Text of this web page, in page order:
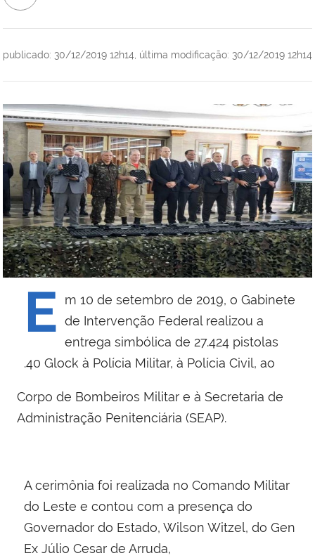
publicado: 30/12/2019 12h14 última modificação: 30/12/2019 12h14
E
m 10 de setembro de 2019, o Gabinete
de Intervenção Federal realizou a
entrega simbólica de 27.424 pistolas
.40 Glock à Polícia Militar, à Polícia Civil, ao
Corpo de Bombeiros Militar e à Secretaria de
Administração Penitenciária (SEAP).
A cerimônia foi realizada no Comando Militar
do Leste e contou com a presença do
Governador do Estado, Wilson Witzel, do Gen
Ex Júlio Cesar de Arruda,